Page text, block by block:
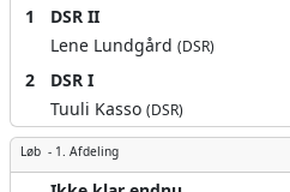
1
DSR II
Lene Lundgård (DSR)
2
DSR I
Tuuli Kasso (DSR)
Løb - 1. Afdeling